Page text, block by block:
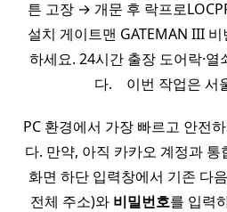
튼 고장 → 개문 후 락프로
설치 게이트맨 GATEMAN III 비
하세요. 24시간 출장 도어락·
다. ​ ​ ​ 이번 작업은 서
PC 환경에서 가장 빠르고 안전
다. 만약, 아직 카카오 계정과
화면 하단 입력창에서 기존 다
전체 주소)와 비밀번호를 입력